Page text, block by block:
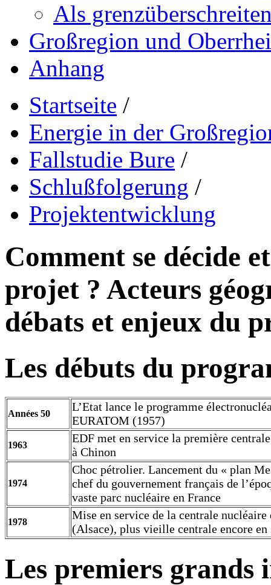
Als
Großregion und
Anhang
Startseite /
Energie in der
Fallstudie Bure /
Schlußfolgerung /
Projektentwicklung
Comment se décide
projet ? Acteurs
débats et enjeux du
Les débuts du
Années 50
L’Etat lance le programme
EURATOM (1957)
1963
EDF met en service la première
à Chinon
1974
Choc pétrolier. Lancement du « plan
chef du gouvernement français de
vaste parc nucléaire en France
1978
Mise en service de la centrale nucléaire
(Alsace), plus vieille centrale encore en
Les premiers grands